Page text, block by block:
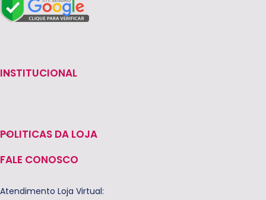
INSTITUCIONAL
POLITICAS DA LOJA
FALE CONOSCO
Atendimento Loja Virtual: